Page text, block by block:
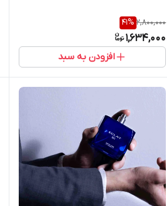
2,800,000
41%
1,634,000
افزودن به سبد